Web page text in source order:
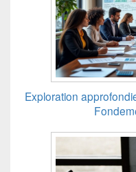
Exploration